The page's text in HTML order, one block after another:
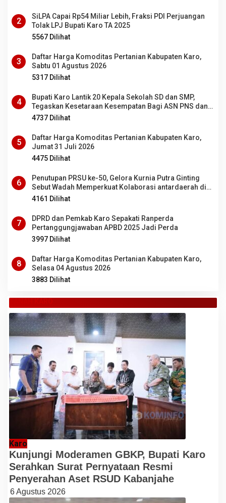
2
SiLPA Capai Rp54 Miliar Lebih, Fraksi PDI Perjuangan
Tolak LPJ Bupati Karo TA 2025
5567 Dilihat
3
Daftar Harga Komoditas Pertanian Kabupaten Karo,
Sabtu 01 Agustus 2026
5317 Dilihat
4
Bupati Karo Lantik 20 Kepala Sekolah SD dan SMP,
Tegaskan Kesetaraan Kesempatan Bagi ASN PNS dan
PPPK
4737 Dilihat
5
Daftar Harga Komoditas Pertanian Kabupaten Karo,
Jumat 31 Juli 2026
4475 Dilihat
6
Penutupan PRSU ke-50, Gelora Kurnia Putra Ginting
Sebut Wadah Memperkuat Kolaborasi antardaerah di
Sumut
4161 Dilihat
7
DPRD dan Pemkab Karo Sepakati Ranperda
Pertanggungjawaban APBD 2025 Jadi Perda
3997 Dilihat
8
Daftar Harga Komoditas Pertanian Kabupaten Karo,
Selasa 04 Agustus 2026
3883 Dilihat
TANAH KARO
Karo
Kunjungi Moderamen GBKP, Bupati Karo
Serahkan Surat Pernyataan Resmi
Penyerahan Aset RSUD Kabanjahe
6 Agustus 2026